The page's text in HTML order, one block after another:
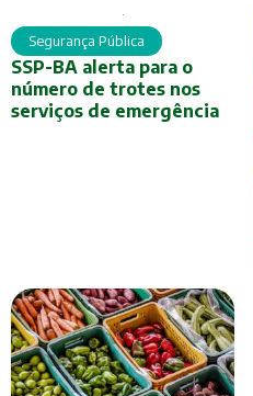
Segurança Pública
SSP-BA alerta para o
número de trotes nos
serviços de emergência